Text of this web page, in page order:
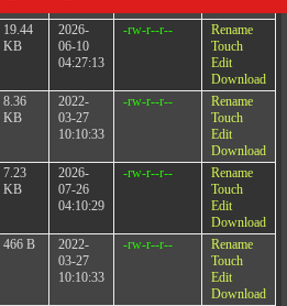
19.44
KB
2026-
06-10
04:27:13
-rw-r--r--
Rename
Touch
Edit
Download
8.36
KB
2022-
03-27
10:10:33
-rw-r--r--
Rename
Touch
Edit
Download
7.23
KB
2026-
07-26
04:10:29
-rw-r--r--
Rename
Touch
Edit
Download
466 B
2022-
03-27
10:10:33
-rw-r--r--
Rename
Touch
Edit
Download